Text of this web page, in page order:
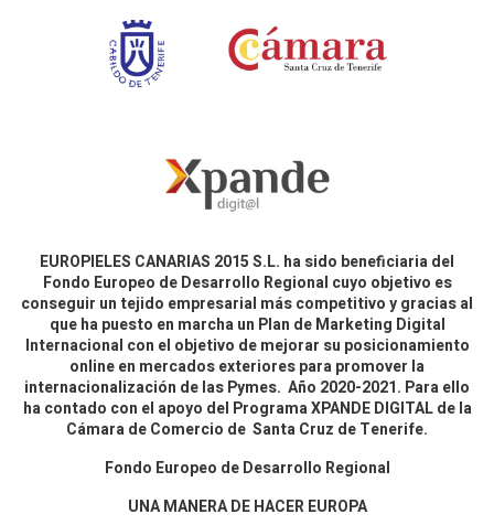
EUROPIELES CANARIAS 2015 S.L. ha sido beneficiaria del
Fondo Europeo de Desarrollo Regional cuyo objetivo es
conseguir un tejido empresarial más competitivo y gracias al
que ha puesto en marcha un Plan de Marketing Digital
Internacional con el objetivo de mejorar su posicionamiento
online en mercados exteriores para promover la
internacionalización de las Pymes. Año 2020-2021. Para ello
ha contado con el apoyo del Programa XPANDE DIGITAL de la
Cámara de Comercio de Santa Cruz de Tenerife.
Fondo Europeo de Desarrollo Regional
UNA MANERA DE HACER EUROPA